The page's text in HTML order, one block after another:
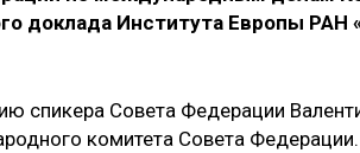
доклада Института Европы РАН
спикера Совета Федерации
комитета Совета